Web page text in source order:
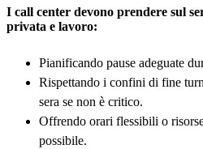
I call center devono prendere sul
privata e lavoro:
Pianificando pause adeguate
Rispettando i confini di fine
sera se non è critico.
Offrendo orari flessibili o
possibile.